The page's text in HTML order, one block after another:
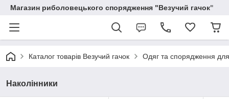
Магазин риболовецького спорядження "Везучий гачок"
Каталог товарів Везучий гачок Одяг та спорядження
Наколінники